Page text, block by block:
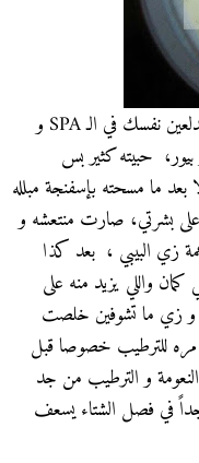
يحسسك بالاسترخاء و الرفاهية كأنك جالسة تدلعين نفسك في الـ SPA و
حبيته كثير بس
ما مسحته بإسفنجة مبلله
بشرتي، صارت منتعشه و
زي البيبي ، بعد كذا
واللي يزيد منه على
و زي ما تشوفين خلصت
مره للترطيب خصوصا قبل
و الترطيب من جد
في فصل الشتاء يسعف